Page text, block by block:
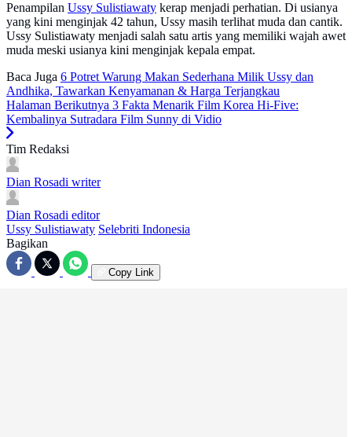
Penampilan Ussy Sulistiawaty kerap menjadi perhatian. Di usianya
yang kini menginjak 42 tahun, Ussy masih terlihat muda dan cantik.
Ussy Sulistiawaty menjadi salah satu artis yang memiliki wajah awet
muda meski usianya kini menginjak kepala empat.
Baca Juga 6 Potret Warung Makan Sederhana Milik Ussy dan
Andhika, Tawarkan Kenyamanan & Harga Terjangkau
Halaman Berikutnya 3 Fakta Menarik Film Korea Hi-Five:
Kembalinya Sutradara Film Sunny di Vidio
Tim Redaksi
Dian Rosadi writer
Dian Rosadi editor
Ussy Sulistiawaty Selebriti Indonesia
Bagikan
Copy Link